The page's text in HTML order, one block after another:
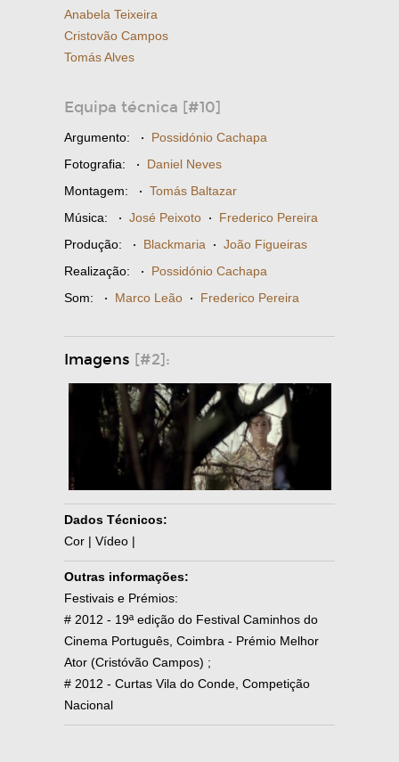
Anabela Teixeira
Cristovão Campos
Tomás Alves
Equipa técnica [#10]
Argumento: · Possidónio Cachapa
Fotografia: · Daniel Neves
Montagem: · Tomás Baltazar
Música: · José Peixoto · Frederico Pereira
Produção: · Blackmaria · João Figueiras
Realização: · Possidónio Cachapa
Som: · Marco Leão · Frederico Pereira
Imagens [#2]:
Dados Técnicos:
Cor | Vídeo |
Outras informações:
Festivais e Prémios:
# 2012 - 19ª edição do Festival Caminhos do
Cinema Português, Coimbra - Prémio Melhor
Ator (Cristóvão Campos) ;
# 2012 - Curtas Vila do Conde, Competição
Nacional